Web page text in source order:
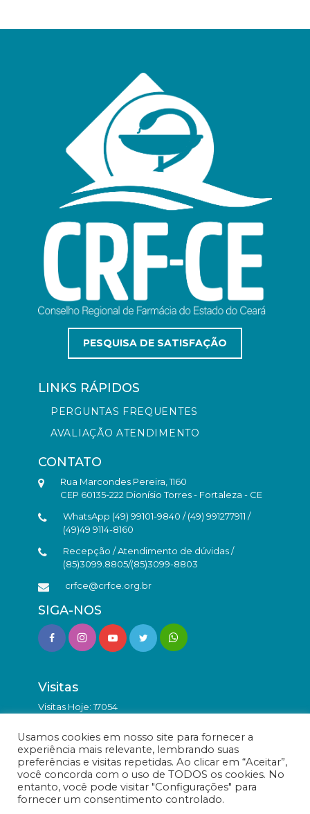
PESQUISA DE SATISFAÇÃO
LINKS RÁPIDOS
PERGUNTAS FREQUENTES
AVALIAÇÃO ATENDIMENTO
CONTATO
Rua Marcondes Pereira, 1160
CEP 60135-222 Dionísio Torres - Fortaleza - CE
WhatsApp (49) 99101-9840 / (49) 991277911 /
(49)49 9114-8160
Recepção / Atendimento de dúvidas /
(85)3099.8805/(85)3099-8803
crfce@crfce.org.br
SIGA-NOS
Visitas
Visitas Hoje: 17054
Usamos cookies em nosso site para fornecer a
experiência mais relevante, lembrando suas
preferências e visitas repetidas. Ao clicar em “Aceitar”,
você concorda com o uso de TODOS os cookies. No
entanto, você pode visitar "Configurações" para
fornecer um consentimento controlado.